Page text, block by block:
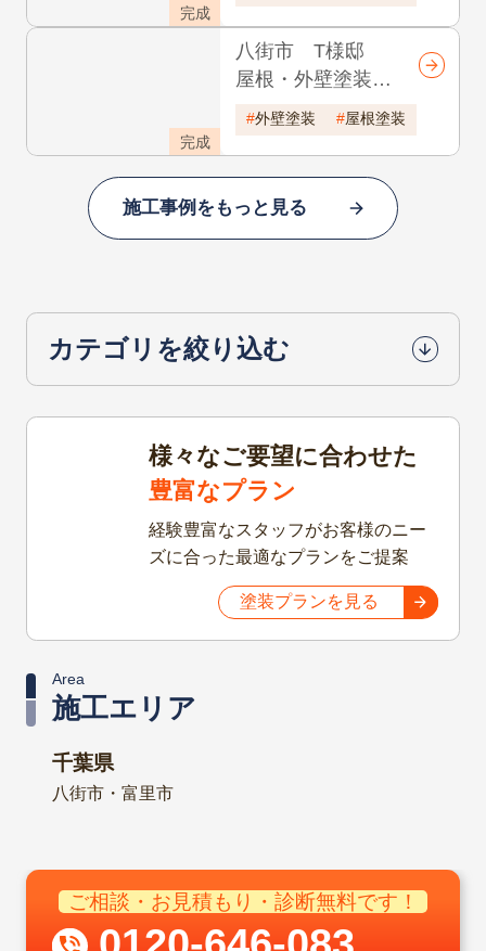
他リフォーム工
事 耐久年数17年
雨樋交換 外壁塗装
完成
八街市 T様邸
屋根・外壁塗装
耐久年数15年
外壁塗装 屋根塗装
施工事例をもっと見る
カテゴリを絞り込む
様々なご要望に合わせた
豊富なプラン
経験豊富なスタッフがお客様のニー
ズに合った最適なプランをご提案
塗装プランを見る
Area
千葉県
ご相談・お見積もり・診断無料です！